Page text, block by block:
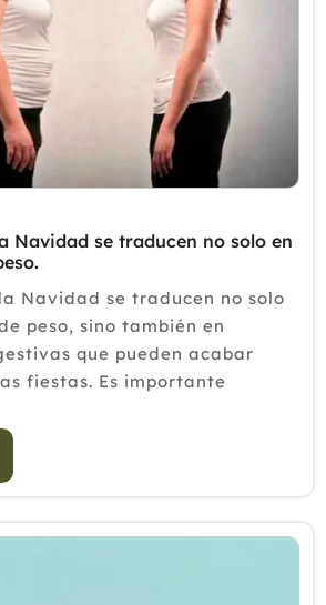
Navidad se traducen no solo en
Navidad se traducen no solo
peso, sino también en
que pueden acabar
fiestas. Es importante
alimentos pueden